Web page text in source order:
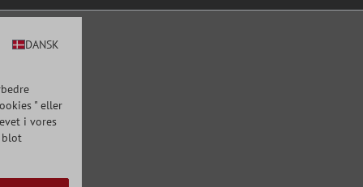
DANSK
" eller
i vores
blot